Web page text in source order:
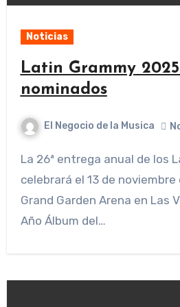
Noticias
Latin Grammy
nominados
El Negocio de la Musica
La 26ª entrega anual de los Latin Grammy se
celebrará el 13 de noviembre
Grand Garden Arena en Las
Año Álbum del…